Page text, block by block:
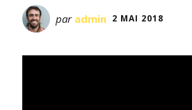
par admin 2 MAI 2018